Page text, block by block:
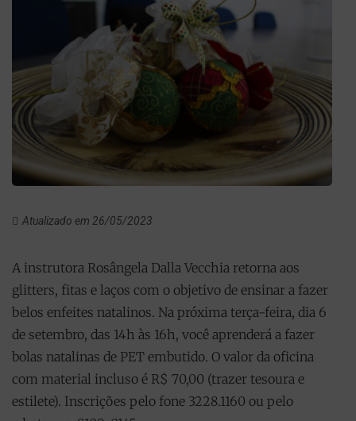
Atualizado em 26/05/2023
A instrutora Rosângela Dalla Vecchia retorna aos
glitters, fitas e laços com o objetivo de ensinar a fazer
belos enfeites natalinos. Na próxima terça-feira, dia 6
de setembro, das 14h às 16h, você aprenderá a fazer
bolas natalinas de PET embutido. O valor da oficina
com material incluso é R$ 70,00 (trazer tesoura e
estilete). Inscrições pelo fone 3228.1160 ou pelo